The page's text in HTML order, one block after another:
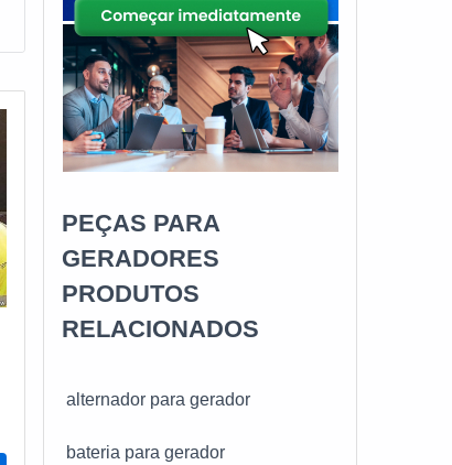
PEÇAS PARA
GERADORES
PRODUTOS
RELACIONADOS
alternador para gerador
bateria para gerador